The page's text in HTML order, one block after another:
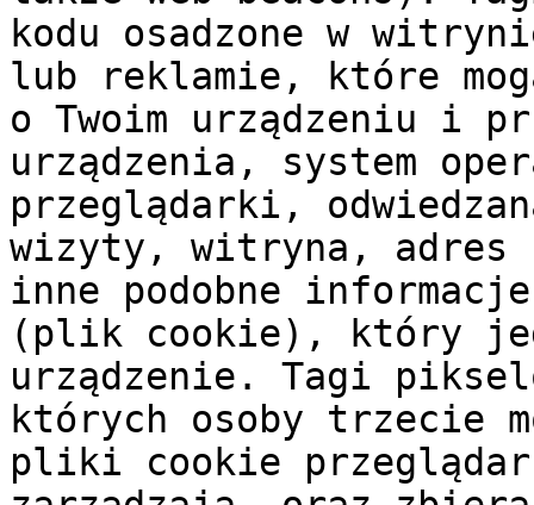
kodu osadzone w
lub reklamie, które
o Twoim urządzeniu i
urządzenia, system
przeglądarki,
wizyty, witryna,
inne podobne
(plik cookie), który
urządzenie. Tagi
których osoby trzecie
pliki cookie